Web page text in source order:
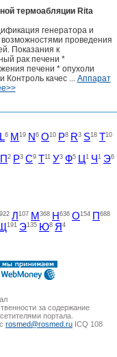
термоабляции Rita
генератора и
проведения
Показания к
рак печени *
печени * опухоли
Контроль качес ... Аппарат
L6 M 19 N 6 O10 P8 R3 S18 T10
П 2 Р3 С9 Т11 У3 Ф5 Ц 1 Ч 1 Э6
922 Л 107 М 368 Н 636 О154 П 688
Щ 191 Э135 Ю8 Я 4
за содержание
портала.
rosmed@rosmed.ru ICQ 108